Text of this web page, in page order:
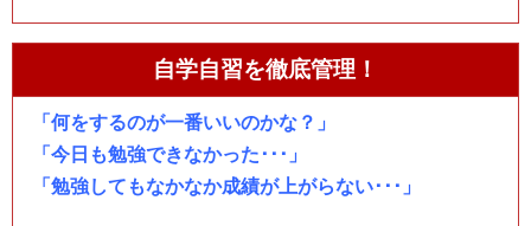
自学自習を徹底管理！
「何をするのが一番いいのかな？」
「今日も勉強できなかった･･･」
「勉強してもなかなか成績が上がらない･･･」